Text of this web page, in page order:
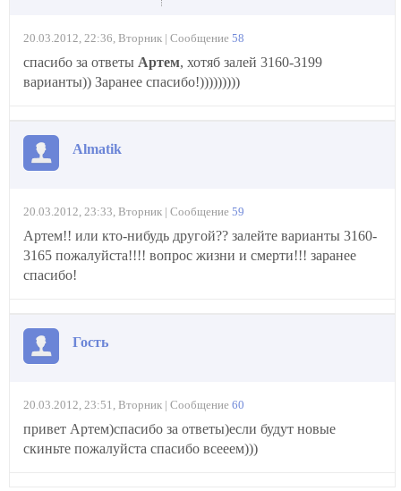
20.03.2012, 22:36, Вторник | Сообщение 58
спасибо за ответы Артем, хотяб залей 3160-3199
варианты)) Заранее спасибо!)))))))))
Almatik
20.03.2012, 23:33, Вторник | Сообщение 59
Артем!! или кто-нибудь другой?? залейте варианты 3160-
3165 пожалуйста!!!! вопрос жизни и смерти!!! заранее
спасибо!
Гость
20.03.2012, 23:51, Вторник | Сообщение 60
привет Артем)спасибо за ответы)если будут новые
скиньте пожалуйста спасибо всееем)))